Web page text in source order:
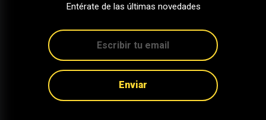
Entérate de las últimas novedades
Enviar